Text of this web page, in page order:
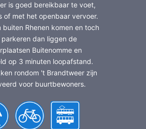
is goed bereikbaar te voet,
of met het openbaar vervoer.
buiten Rhenen komen en toch
parkeren dan liggen de
Buitenomme en
op 3 minuten loopafstand.
rondom 't Brandtweer zijn
voor buurtbewoners.